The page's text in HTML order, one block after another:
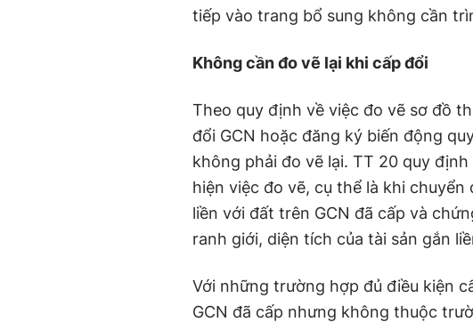
tiếp vào trang bổ sung không cần
Không cần đo vẽ lại khi cấp đổi
Theo quy định về việc đo vẽ sơ đồ
đổi GCN hoặc đăng ký biến động
không phải đo vẽ lại. TT 20 quy
hiện việc đo vẽ, cụ thể là khi
liền với đất trên GCN đã cấp và
ranh giới, diện tích của tài sản gắn
Với những trường hợp đủ điều kiện
GCN đã cấp nhưng không thuộc